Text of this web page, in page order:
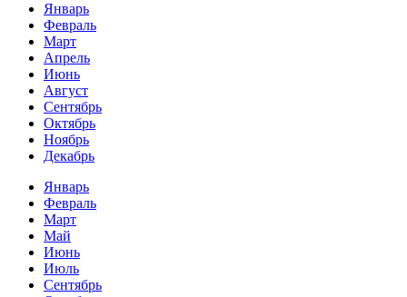
Январь
Февраль
Март
Апрель
Июнь
Август
Сентябрь
Октябрь
Ноябрь
Декабрь
Январь
Февраль
Март
Май
Июнь
Июль
Сентябрь